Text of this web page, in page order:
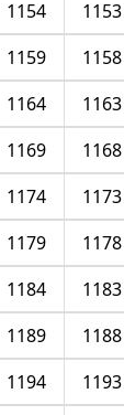
1153
1154
1158
1159
1163
1164
1168
1169
1173
1174
1178
1179
1183
1184
1188
1189
1193
1194